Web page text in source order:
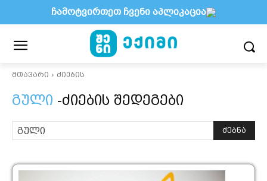
მთავარი ძიების
გული -ძიების შედეგები
ძებნა
ჩამოტვირთეთ ჩვენი აპლიკაცია